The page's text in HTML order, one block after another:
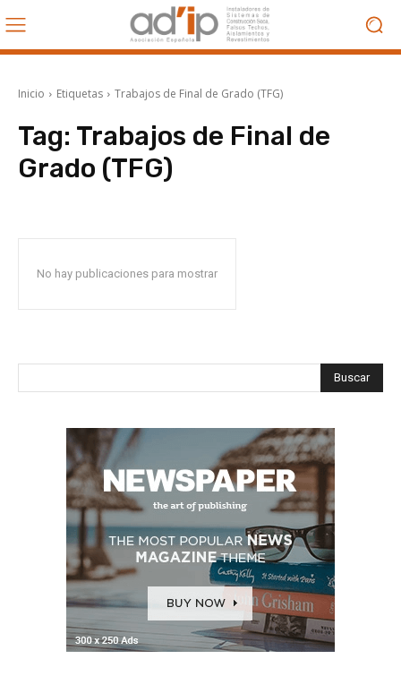
Inicio Etiquetas Trabajos de Final de Grado (TFG)
Tag: Trabajos de Final de
Grado (TFG)
No hay publicaciones para mostrar
Buscar